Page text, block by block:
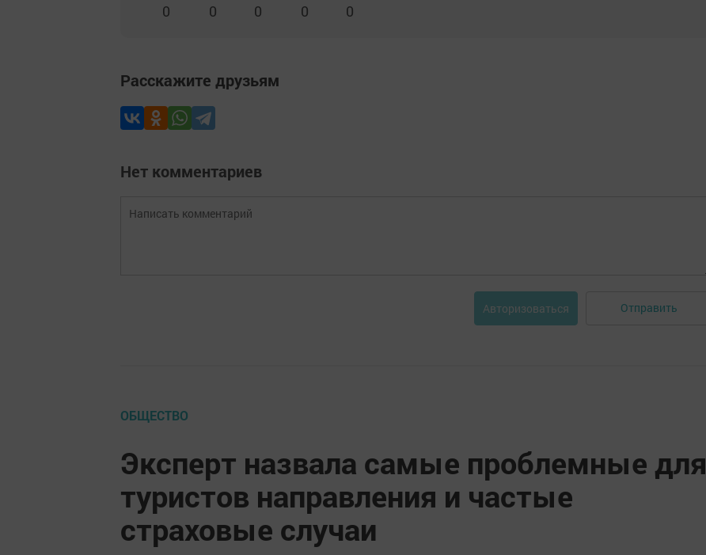
0 0 0 0 0
Расскажите друзьям
Нет комментариев
Авторизоваться Отправить
ОБЩЕСТВО
Эксперт назвала самые проблемные для
туристов направления и частые
страховые случаи